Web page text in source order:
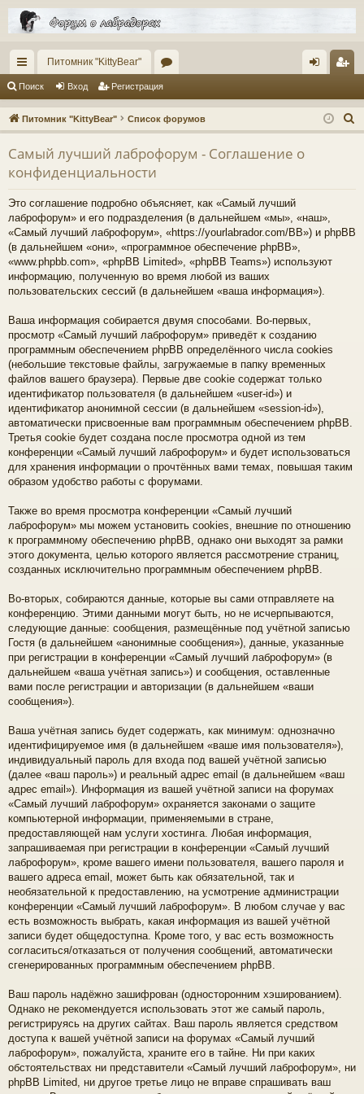
с
ы
лк
и
Питомник "KittyBear"
ор
ум
ы
д ис
тр
Поиск Вход Регистрация
Питомник "KittyBear" Список форумов
о
Самый лучший лаброфорум - Соглашение о
конфиденциальности
Это соглашение подробно объясняет, как «Самый лучший
лаброфорум» и его подразделения (в дальнейшем «мы», «наш»,
«Самый лучший лаброфорум», «https://yourlabrador.com/BB») и phpBB
(в дальнейшем «они», «программное обеспечение phpBB»,
«www.phpbb.com», «phpBB Limited», «phpBB Teams») используют
информацию, полученную во время любой из ваших
пользовательских сессий (в дальнейшем «ваша информация»).
Ваша информация собирается двумя способами. Во-первых,
просмотр «Самый лучший лаброфорум» приведёт к созданию
программным обеспечением phpBB определённого числа cookies
(небольшие текстовые файлы, загружаемые в папку временных
файлов вашего браузера). Первые две cookie содержат только
идентификатор пользователя (в дальнейшем «user-id») и
идентификатор анонимной сессии (в дальнейшем «session-id»),
автоматически присвоенные вам программным обеспечением phpBB.
Третья cookie будет создана после просмотра одной из тем
конференции «Самый лучший лаброфорум» и будет использоваться
для хранения информации о прочтённых вами темах, повышая таким
образом удобство работы с форумами.
Также во время просмотра конференции «Самый лучший
лаброфорум» мы можем установить cookies, внешние по отношению
к программному обеспечению phpBB, однако они выходят за рамки
этого документа, целью которого является рассмотрение страниц,
созданных исключительно программным обеспечением phpBB.
Во-вторых, собираются данные, которые вы сами отправляете на
конференцию. Этими данными могут быть, но не исчерпываются,
следующие данные: сообщения, размещённые под учётной записью
Гостя (в дальнейшем «анонимные сообщения»), данные, указанные
при регистрации в конференции «Самый лучший лаброфорум» (в
дальнейшем «ваша учётная запись») и сообщения, оставленные
вами после регистрации и авторизации (в дальнейшем «ваши
сообщения»).
Ваша учётная запись будет содержать, как минимум: однозначно
идентифицируемое имя (в дальнейшем «ваше имя пользователя»),
индивидуальный пароль для входа под вашей учётной записью
(далее «ваш пароль») и реальный адрес email (в дальнейшем «ваш
адрес email»). Информация из вашей учётной записи на форумах
«Самый лучший лаброфорум» охраняется законами о защите
компьютерной информации, применяемыми в стране,
предоставляющей нам услуги хостинга. Любая информация,
запрашиваемая при регистрации в конференции «Самый лучший
лаброфорум», кроме вашего имени пользователя, вашего пароля и
вашего адреса email, может быть как обязательной, так и
необязательной к предоставлению, на усмотрение администрации
конференции «Самый лучший лаброфорум». В любом случае у вас
есть возможность выбрать, какая информация из вашей учётной
записи будет общедоступна. Кроме того, у вас есть возможность
согласиться/отказаться от получения сообщений, автоматически
сгенерированных программным обеспечением phpBB.
Ваш пароль надёжно зашифрован (односторонним хэшированием).
Однако не рекомендуется использовать этот же самый пароль,
регистрируясь на других сайтах. Ваш пароль является средством
доступа к вашей учётной записи на форумах «Самый лучший
лаброфорум», пожалуйста, храните его в тайне. Ни при каких
обстоятельствах ни представители «Самый лучший лаброфорум», ни
phpBB Limited, ни другое третье лицо не вправе спрашивать ваш